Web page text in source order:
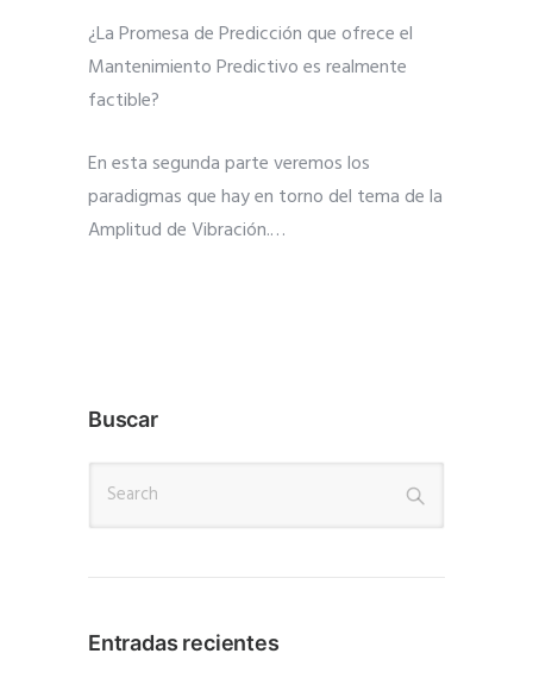
¿La Promesa de Predicción que ofrece el
Mantenimiento Predictivo es realmente
factible?
En esta segunda parte veremos los
paradigmas que hay en torno del tema de la
Amplitud de Vibración.…
Buscar
Entradas recientes